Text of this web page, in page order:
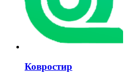
Ковростир